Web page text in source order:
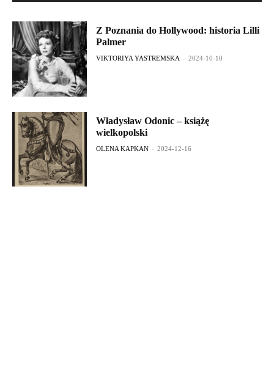
Z Poznania do Hollywood: historia Lilli
Palmer
VIKTORIYA YASTREMSKA - 2024-10-10
Władysław Odonic – książę
wielkopolski
OLENA KAPKAN - 2024-12-16